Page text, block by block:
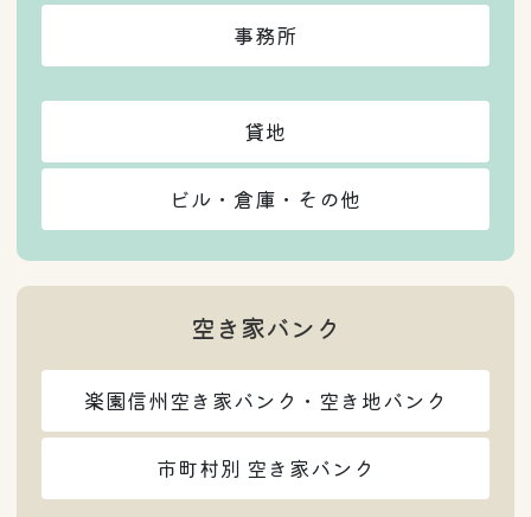
事務所
貸地
ビル・倉庫・その他
空き家バンク
楽園信州空き家バンク・空き地バンク
市町村別 空き家バンク